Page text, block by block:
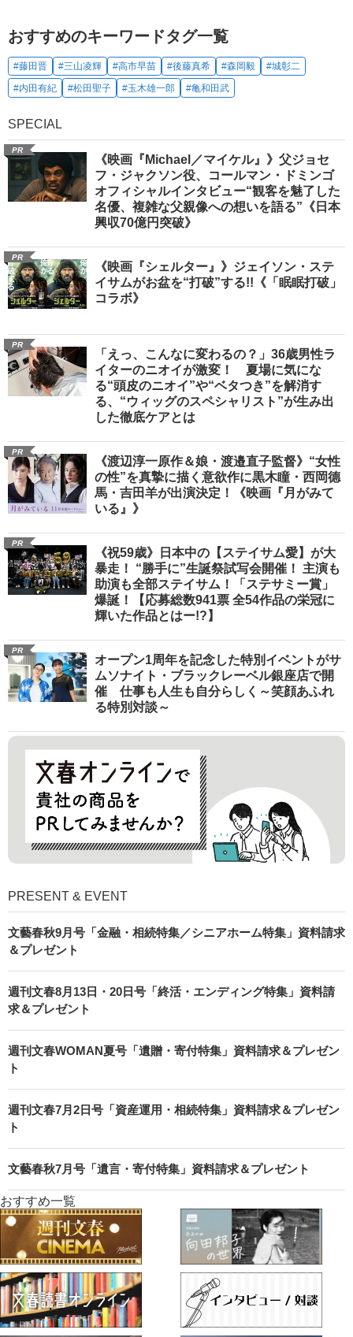
おすすめのキーワードタグ一覧
#藤田晋 #三山凌輝 #高市早苗 #後藤真希 #森岡毅
#城彰二
#内田有紀
#松田聖子 #玉木雄一郎 #亀和田武
SPECIAL
PR
《映画『Michael／マイケル』》父ジョセ
フ・ジャクソン役、コールマン・ドミンゴ
オフィシャルインタビュー“観客を魅了した
名優、複雑な父親像への想いを語る”《日本
興収70億円突破》
PR
《映画『シェルター』》ジェイソン・ステ
イサムがお盆を“打破”する!!《「眠眠打破」
コラボ》
PR
「えっ、こんなに変わるの？」36歳男性ラ
イターのニオイが激変！ 夏場に気にな
る“頭皮のニオイ”や“ベタつき”を解消す
る、“ウィッグのスペシャリスト”が生み出
した徹底ケアとは
PR
《渡辺淳一原作＆娘・渡邉直子監督》“女性
の性”を真摯に描く意欲作に黒木瞳・西岡德
馬・吉田羊が出演決定！《映画『月がみて
いる』》
PR
《祝59歳》日本中の【ステイサム愛】が大
暴走！ “勝手に”生誕祭試写会開催！ 主演も
助演も全部ステイサム！「ステサミー賞」
爆誕！【応募総数941票 全54作品の栄冠に
輝いた作品とはー!?】
PR
オープン1周年を記念した特別イベントがサ
ムソナイト・ブラックレーベル銀座店で開
催 仕事も人生も自分らしく～笑顔あふれ
る特別対談～
PRESENT & EVENT
文藝春秋9月号「金融・相続特集／シニアホーム特集」資料請求
＆プレゼント
週刊文春8月13日・20日号「終活・エンディング特集」資料請
求＆プレゼント
週刊文春WOMAN夏号「遺贈・寄付特集」資料請求＆プレゼン
ト
週刊文春7月2日号「資産運用・相続特集」資料請求＆プレゼン
ト
文藝春秋7月号「遺言・寄付特集」資料請求＆プレゼント
おすすめ一覧